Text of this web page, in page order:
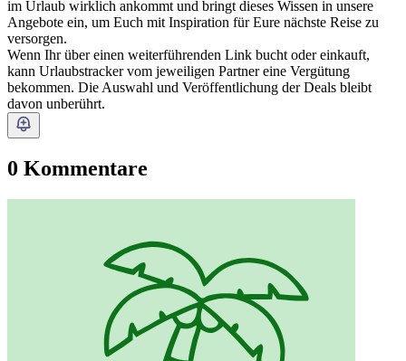
im Urlaub wirklich ankommt und bringt dieses Wissen in unsere
Angebote ein, um Euch mit Inspiration für Eure nächste Reise zu
versorgen.
Wenn Ihr über einen weiterführenden Link bucht oder einkauft,
kann Urlaubstracker vom jeweiligen Partner eine Vergütung
bekommen. Die Auswahl und Veröffentlichung der Deals bleibt
davon unberührt.
0 Kommentare